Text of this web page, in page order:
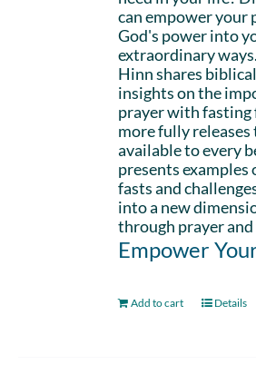
can empower your
God's power into
extraordinary
Hinn shares
insights on the
prayer with fasting
more fully
available to every
presents examples
fasts and
into a new
through prayer
Empower
Add to cart Details